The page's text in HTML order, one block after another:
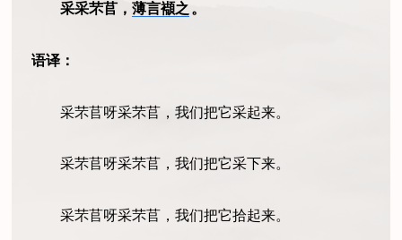
采采芣苢， 薄言襭之 。
语译：
采芣苢呀采芣苢，我们把它采起来。
采芣苢呀采芣苢，我们把它采下来。
采芣苢呀采芣苢，我们把它拾起来。